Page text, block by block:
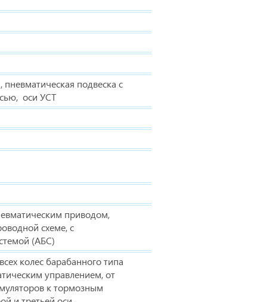
пневматическая подвеска с
оси УСТ
приводом,
схеме, с
(АБС)
колес барабанного типа
управлением, от
к тормозным